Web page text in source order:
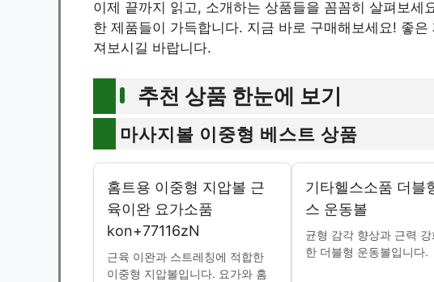
이제 끝까지 읽고, 소개하는 상품들을 꼼꼼히 살펴보세
한 제품들이 가득합니다. 지금 바로 구매해보세요! 좋
져보시길 바랍니다.
추천 상품 한눈에 보기
마사지볼 이중형 베스트 상품
홈트용 이중형 지압볼 근
육이완 요가소품
kon+77116zN
근육 이완과 스트레칭에 적합한
이중형 지압볼입니다. 요가와 홈
기타헬스소품 더블
스 운동볼
균형 감각 향상과 근력 강
한 더블형 운동볼입니다.